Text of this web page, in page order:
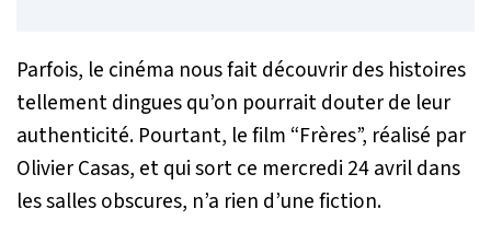
Parfois, le cinéma nous fait découvrir des histoires
tellement dingues qu’on pourrait douter de leur
authenticité. Pourtant, le film “Frères”, réalisé par
Olivier Casas, et qui sort ce mercredi 24 avril dans
les salles obscures, n’a rien d’une fiction.